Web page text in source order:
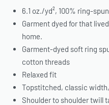
6.1 oz./yd², 100% ring-
Garment dyed for that
home.
Garment-dyed soft ring
cotton threads
Relaxed fit
Topstitched, classic
Shoulder to shoulder twill